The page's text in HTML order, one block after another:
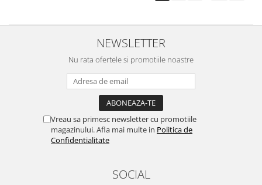
NEWSLETTER
Nu rata ofertele si promotiile noastre
Vreau sa primesc newsletter cu promotiile
magazinului. Afla mai multe in Politica de
Confidentialitate
SOCIAL